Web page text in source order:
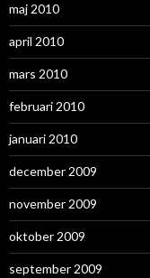
maj 2010
april 2010
mars 2010
februari 2010
januari 2010
december 2009
november 2009
oktober 2009
september 2009